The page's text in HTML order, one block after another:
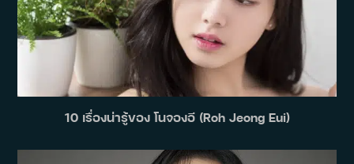
10 เรื่องน่ารู้ของ โนจองอี (Roh Jeong Eui)